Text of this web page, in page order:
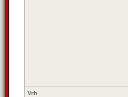
Vrh